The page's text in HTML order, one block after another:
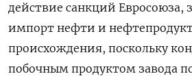
действие ‌санкций
импорт нефти и
происхождения, поскольку
побочным продуктом завода